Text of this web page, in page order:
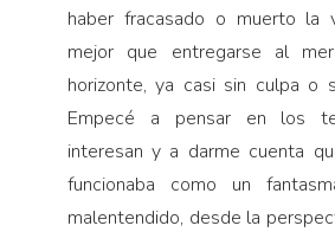
haber fracasado o muerto la
mejor que entregarse al
horizonte, ya casi sin culpa o
Empecé a pensar en los
interesan y a darme cuenta
funcionaba como un
malentendido, desde la